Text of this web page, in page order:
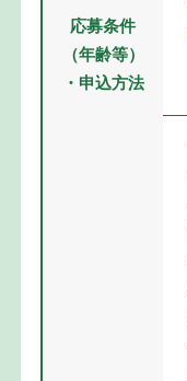
応募条件
（年齢等）
・申込方法